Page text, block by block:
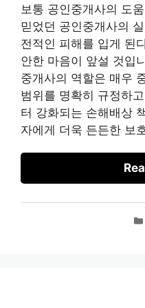
보통 공인중개사의 도
믿었던 공인중개사의
전적인 피해를 입게 된
안한 마음이 앞설 것입
중개사의 역할은 매우
범위를 명확히 규정하
터 강화되는 손해배상
자에게 더욱 든든한 보